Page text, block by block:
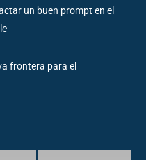
un buen prompt en el
frontera para el